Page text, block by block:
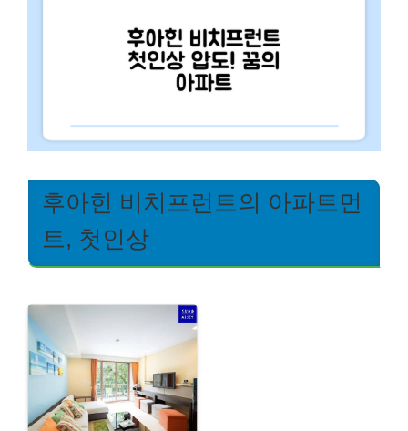
후아힌 비치프런트의 아파트먼
트, 첫인상